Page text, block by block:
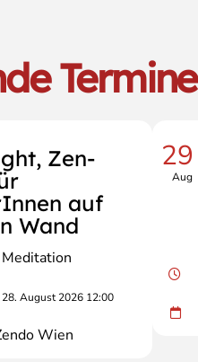
Termine
Zen-
auf
Wand
Meditation
28. August 2026 12:00
Wien
29
Aug